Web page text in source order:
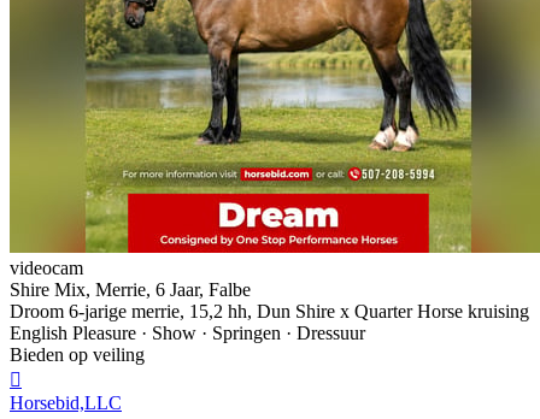
videocam
Shire Mix, Merrie, 6 Jaar, Falbe
Droom 6-jarige merrie, 15,2 hh, Dun Shire x Quarter Horse kruising
English Pleasure · Show · Springen · Dressuur
Bieden op veiling

Horsebid,LLC